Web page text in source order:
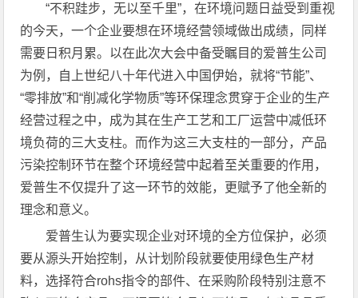
“不积跬步，无以至千里”，在环境问题日益受到重视
的今天，一个企业要想在环境经营领域做出成绩，同样
需要日积月累。以在此次大会中备受瞩目的爱普生公司
为例，自上世纪八十年代进入中国伊始，就将“节能”、
“零排放”和“削减化学物质”等环保理念贯穿于企业的生产
经营过程之中，成为其在生产工艺和工厂运营中减低环
境负荷的三大支柱。而作为这三大支柱的一部分，产品
污染控制环节在整个环境经营中起着至关重要的作用，
爱普生不仅提升了这一环节的效能，更赋予了他全新的
理念和意义。
爱普生认为要实现企业对环境的全方位保护，必须
要从源头开始控制，从计划阶段就要使用绿色生产材
料，选择符合rohs指令的部件、在采购阶段特别注意不